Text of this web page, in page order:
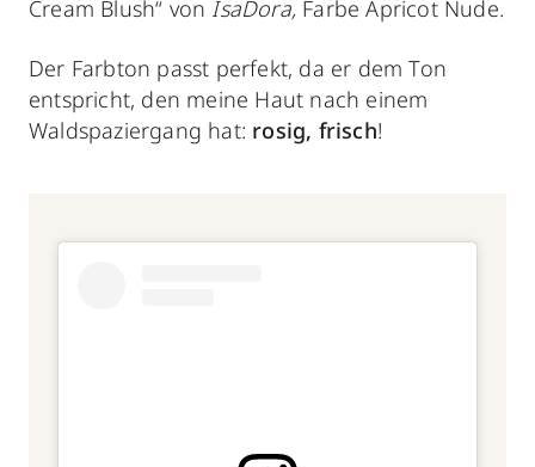
Cream Blush“ von IsaDora, Farbe Apricot Nude.
Der Farbton passt perfekt, da er dem Ton
entspricht, den meine Haut nach einem
Waldspaziergang hat: rosig, frisch!